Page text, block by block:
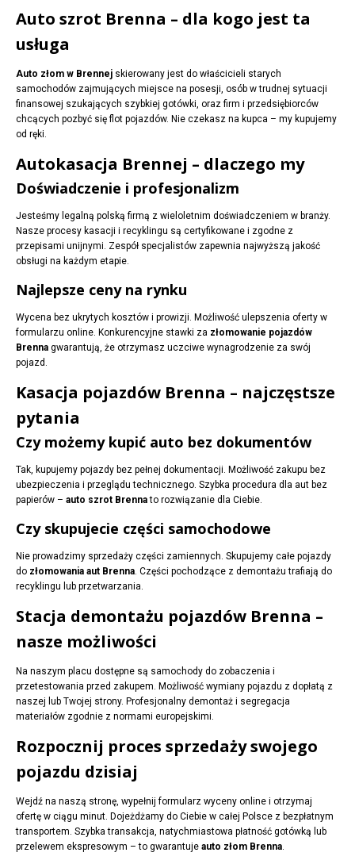
Auto szrot Brenna – dla kogo jest ta
usługa
Auto złom w Brennej skierowany jest do właścicieli starych
samochodów zajmujących miejsce na posesji, osób w trudnej sytuacji
finansowej szukających szybkiej gotówki, oraz firm i przedsiębiorców
chcących pozbyć się flot pojazdów. Nie czekasz na kupca – my kupujemy
od ręki.
Autokasacja Brennej – dlaczego my
Doświadczenie i profesjonalizm
Jesteśmy legalną polską firmą z wieloletnim doświadczeniem w branży.
Nasze procesy kasacji i recyklingu są certyfikowane i zgodne z
przepisami unijnymi. Zespół specjalistów zapewnia najwyższą jakość
obsługi na każdym etapie.
Najlepsze ceny na rynku
Wycena bez ukrytych kosztów i prowizji. Możliwość ulepszenia oferty w
formularzu online. Konkurencyjne stawki za złomowanie pojazdów
Brenna gwarantują, że otrzymasz uczciwe wynagrodzenie za swój
pojazd.
Kasacja pojazdów Brenna – najczęstsze
pytania
Czy możemy kupić auto bez dokumentów
Tak, kupujemy pojazdy bez pełnej dokumentacji. Możliwość zakupu bez
ubezpieczenia i przeglądu technicznego. Szybka procedura dla aut bez
papierów – auto szrot Brennato rozwiązanie dla Ciebie.
Czy skupujecie części samochodowe
Nie prowadzimy sprzedaży części zamiennych. Skupujemy całe pojazdy
do złomowania aut Brenna. Części pochodzące z demontażu trafiają do
recyklingu lub przetwarzania.
Stacja demontażu pojazdów Brenna –
nasze możliwości
Na naszym placu dostępne są samochody do zobaczenia i
przetestowania przed zakupem. Możliwość wymiany pojazdu z dopłatą z
naszej lub Twojej strony. Profesjonalny demontaż i segregacja
materiałów zgodnie z normami europejskimi.
Rozpocznij proces sprzedaży swojego
pojazdu dzisiaj
Wejdź na naszą stronę, wypełnij formularz wyceny online i otrzymaj
ofertę w ciągu minut. Dojeżdżamy do Ciebie w całej Polsce z bezpłatnym
transportem. Szybka transakcja, natychmiastowa płatność gotówką lub
przelewem ekspresowym – to gwarantuje auto złom Brenna.